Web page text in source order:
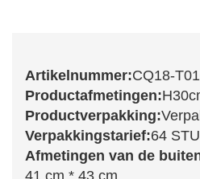
Artikelnummer:CQ18-
Productafmetingen:
Productverpakking:
Verpakkingstarief:64
Afmetingen van de
41 cm * 43 cm